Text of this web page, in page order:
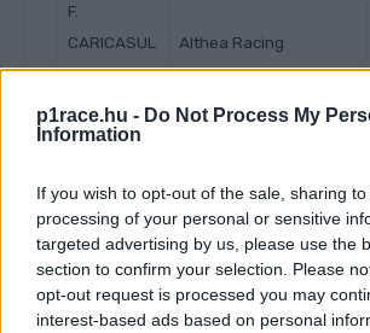
p1race.hu - Do Not Process My
Information
If you wish to opt-out of the sale, sharing
processing of your personal or sensitive
targeted advertising by us, please use the
section to confirm your selection. Please
opt-out request is processed you may
interest-based ads based on personal
F.
CARICASUL
O
Althea Racing
D.
AEGERTER
Ten Kate Racing
A. VERDOIA GMT94 Yamaha
CIMKÉK 2022 Can Öncü
Evan Bros Racing
Lorenzo Baldassarri
Most Sebestyén Péter